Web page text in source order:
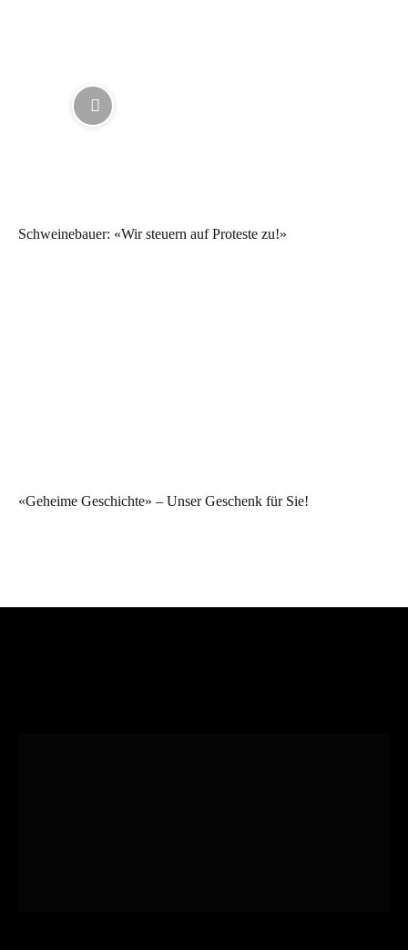
Schweinebauer: «Wir steuern auf Proteste zu!»
«Geheime Geschichte» – Unser Geschenk für Sie!